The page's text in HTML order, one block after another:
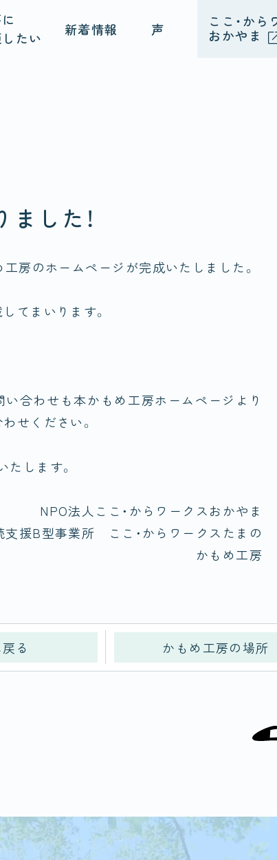
たい
新着情報 声
ここ・から
おかやま
した！
房のホームページが完成いたしました。
てまいります。
合わせも本かもめ工房ホームページより
せください。
します。
NPO法人ここ・からワークスおかやま
支援B型事業所 ここ・からワークスたまの
かもめ工房
る かもめ工房の場所